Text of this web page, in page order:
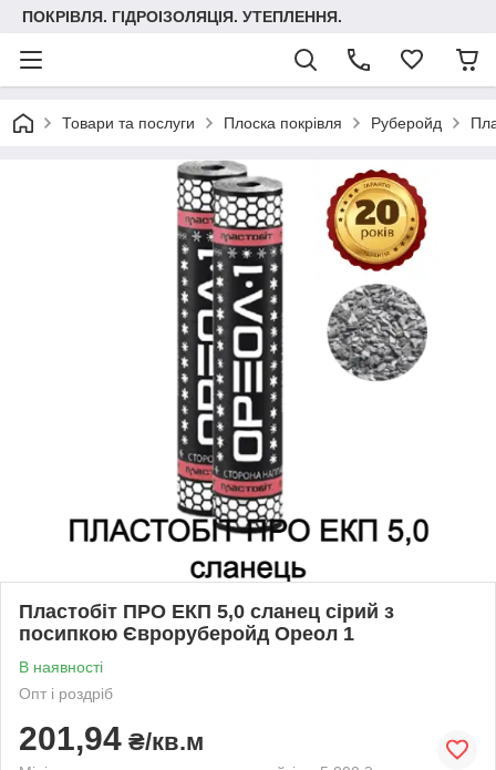
ПОКРІВЛЯ. ГІДРОІЗОЛЯЦІЯ. УТЕПЛЕННЯ.
Товари та послуги Плоска покрівля Руберойд
Пластобіт ПРО ЕКП 5,0 сланец сірий з
посипкою Євроруберойд Ореол 1
В наявності
Опт і роздріб
201,94 ₴/кв.м